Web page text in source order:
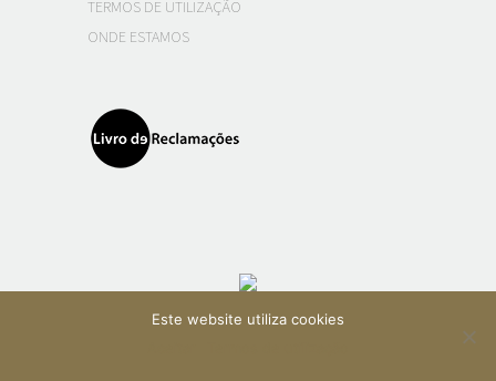
TERMOS DE UTILIZAÇÃO
ONDE ESTAMOS
Este website utiliza cookies